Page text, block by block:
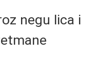
negu lica i